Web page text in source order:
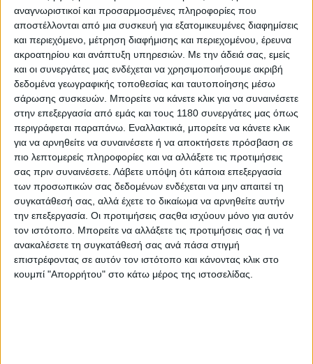
αναγνωριστικοί και προσαρμοσμένες πληροφορίες που
αποστέλλονται από μια συσκευή για εξατομικευμένες διαφημίσεις
και περιεχόμενο, μέτρηση διαφήμισης και περιεχομένου, έρευνα
ακροατηρίου και ανάπτυξη υπηρεσιών. Με την άδειά σας, εμείς
και οι συνεργάτες μας ενδέχεται να χρησιμοποιήσουμε ακριβή
δεδομένα γεωγραφικής τοποθεσίας και ταυτοποίησης μέσω
σάρωσης συσκευών. Μπορείτε να κάνετε κλικ για να συναινέσετε
στην επεξεργασία από εμάς και τους 1180 συνεργάτες μας όπως
περιγράφεται παραπάνω. Εναλλακτικά, μπορείτε να κάνετε κλικ
για να αρνηθείτε να συναινέσετε ή να αποκτήσετε πρόσβαση σε
πιο λεπτομερείς πληροφορίες και να αλλάξετε τις προτιμήσεις
σας πριν συναινέσετε. Λάβετε υπόψη ότι κάποια επεξεργασία
των προσωπικών σας δεδομένων ενδέχεται να μην απαιτεί τη
συγκατάθεσή σας, αλλά έχετε το δικαίωμα να αρνηθείτε αυτήν
την επεξεργασία. Οι προτιμήσεις σαςθα ισχύουν μόνο για αυτόν
τον ιστότοπο. Μπορείτε να αλλάξετε τις προτιμήσεις σας ή να
ανακαλέσετε τη συγκατάθεσή σας ανά πάσα στιγμή
επιστρέφοντας σε αυτόν τον ιστότοπο και κάνοντας κλικ στο
κουμπί "Απορρήτου" στο κάτω μέρος της ιστοσελίδας.
μηχανοκίνητου αθλητισμού με μοτοσυκλέτα. Μαζί
τους θα είναι και ο Διευθυντής της αγωνιστικής
ομάδας της KTM στα MotoGP και πρώην
αγωνιζόμενος στα GP, Mike Leitner.
Οι αναβάτες του γκρουπ “Pro” (όσοι δηλαδή έχουν
γράψει αρκετά χιλιόμετρα στις πίστες και ψάχνουν
τρόπους να κόψουν τα... τελευταία δέκατα από τους
γύρους τους) θα μπορούν να επιλέξουν το διήμερο
πακέτο, το οποίο περιλαμβάνει τεχνική υποστήριξη
και box στα pits της πίστας. Με στόχο τη δημιουργία
μίας αξέχαστης εμπειρίας και τη δημιουργία ομαδικού
κλίματος, το track-day δεν περιορίζεται στις πίστες,
αλλά στο τέλος της ημέρας περιλαμβάνεται δείπνο και
ψυχαγωγικό πρόγραμμα για όλους τους
συμμετέχοντες.
Η ακαδημία της KTM αποτελεί πνευματικό παιδί